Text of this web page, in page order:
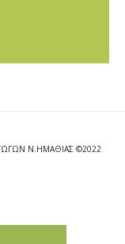
Ν.ΗΜΑΘΙΑΣ ©2022